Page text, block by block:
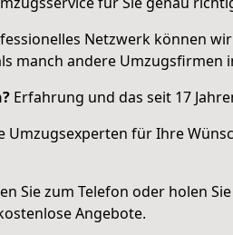
Netzwerk können
manch andere Umzugsfirmen
Erfahrung und das seit 17
Umzugsexperten für Ihre
Sie zum Telefon oder holen
Angebote.